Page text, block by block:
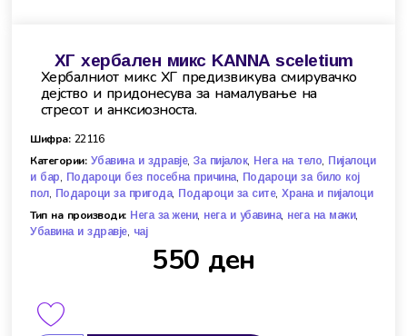
ХГ хербален микс KANNA sceletium
Хербалниот микс ХГ предизвикува смирувачко
дејство и придонесува за намалување на
стресот и анксиозноста.
Шифра: 22116
Категории: Убавина и здравје,За пијалок, Нега на тело, Пијалоци
и бар, Подароци без посебна причина, Подароци за било кој
пол, Подароци за пригода, Подароци за сите,Храна и пијалоци
Тип на производи: Нега за жени, нега и убавина, нега на мажи,
Убавина и здравје, чај
550 ден